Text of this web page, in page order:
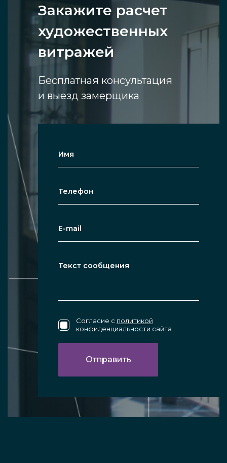
Закажите расчет
художественных
витражей
Бесплатная консультация
и выезд замерщика
Согласие с политикой
конфиденциальности сайта